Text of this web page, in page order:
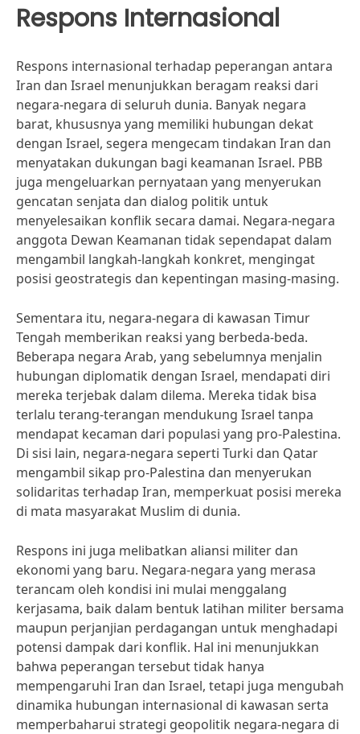
Respons Internasional
Respons internasional terhadap peperangan antara
Iran dan Israel menunjukkan beragam reaksi dari
negara-negara di seluruh dunia. Banyak negara
barat, khususnya yang memiliki hubungan dekat
dengan Israel, segera mengecam tindakan Iran dan
menyatakan dukungan bagi keamanan Israel. PBB
juga mengeluarkan pernyataan yang menyerukan
gencatan senjata dan dialog politik untuk
menyelesaikan konflik secara damai. Negara-negara
anggota Dewan Keamanan tidak sependapat dalam
mengambil langkah-langkah konkret, mengingat
posisi geostrategis dan kepentingan masing-masing.
Sementara itu, negara-negara di kawasan Timur
Tengah memberikan reaksi yang berbeda-beda.
Beberapa negara Arab, yang sebelumnya menjalin
hubungan diplomatik dengan Israel, mendapati diri
mereka terjebak dalam dilema. Mereka tidak bisa
terlalu terang-terangan mendukung Israel tanpa
mendapat kecaman dari populasi yang pro-Palestina.
Di sisi lain, negara-negara seperti Turki dan Qatar
mengambil sikap pro-Palestina dan menyerukan
solidaritas terhadap Iran, memperkuat posisi mereka
di mata masyarakat Muslim di dunia.
Respons ini juga melibatkan aliansi militer dan
ekonomi yang baru. Negara-negara yang merasa
terancam oleh kondisi ini mulai menggalang
kerjasama, baik dalam bentuk latihan militer bersama
maupun perjanjian perdagangan untuk menghadapi
potensi dampak dari konflik. Hal ini menunjukkan
bahwa peperangan tersebut tidak hanya
mempengaruhi Iran dan Israel, tetapi juga mengubah
dinamika hubungan internasional di kawasan serta
memperbaharui strategi geopolitik negara-negara di